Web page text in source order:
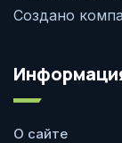
Создано
О сайте